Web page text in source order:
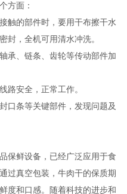
方面：
的部件时，要用干布擦干水
封，全机可用清水冲洗。
、链条、齿轮等传动部件加
安全，正常工作。
条等关键部件，发现问题及
鲜设备，已经广泛应用于食
过真空包装，牛肉干的保质期
度和口感。随着科技的进步和